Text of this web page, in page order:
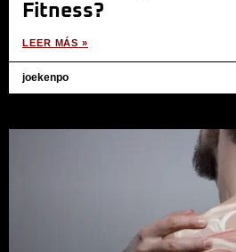
Fitness?
LEER MÁS »
joekenpo